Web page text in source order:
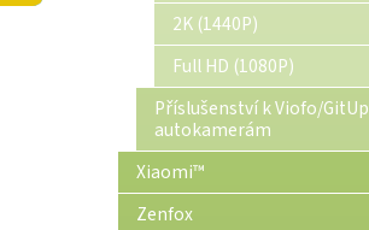
2K (1440P)
Full HD (1080P)
Příslušenství k Viofo/GitUp
autokamerám
Xiaomi™
Zenfox